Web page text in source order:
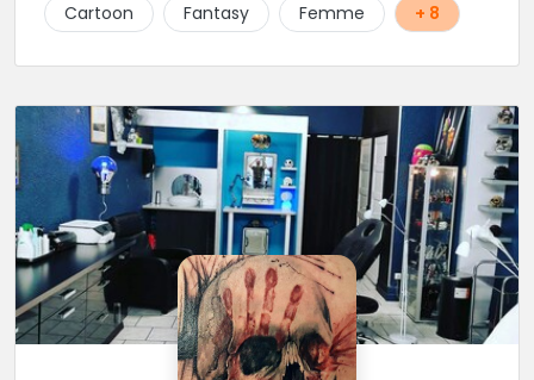
Cartoon
Fantasy Femme + 8